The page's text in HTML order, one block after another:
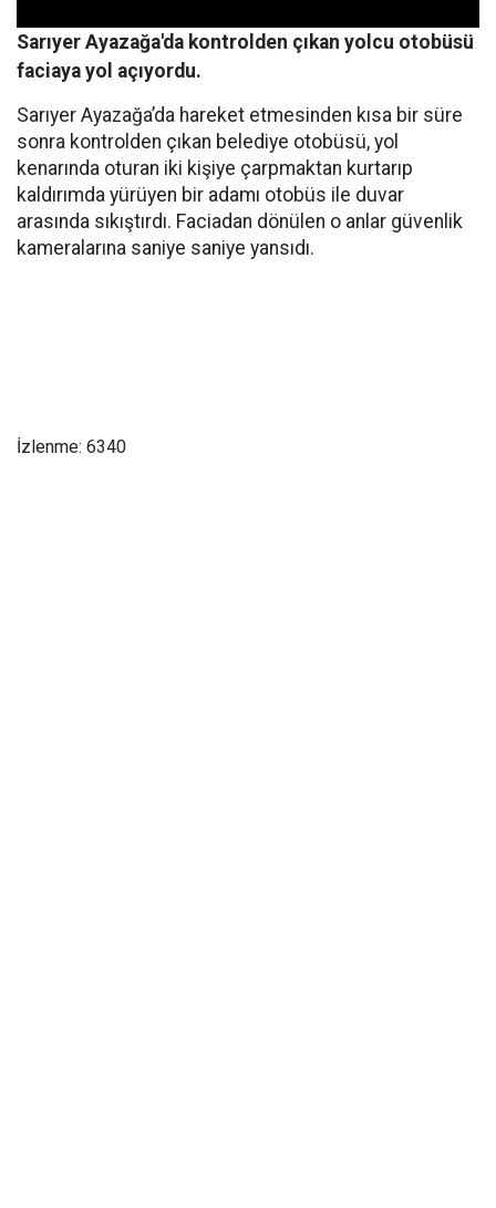
Sarıyer Ayazağa'da kontrolden çıkan yolcu otobüsü
faciaya yol açıyordu.
Sarıyer Ayazağa’da hareket etmesinden kısa bir süre
sonra kontrolden çıkan belediye otobüsü, yol
kenarında oturan iki kişiye çarpmaktan kurtarıp
kaldırımda yürüyen bir adamı otobüs ile duvar
arasında sıkıştırdı. Faciadan dönülen o anlar güvenlik
kameralarına saniye saniye yansıdı.
İzlenme: 6340